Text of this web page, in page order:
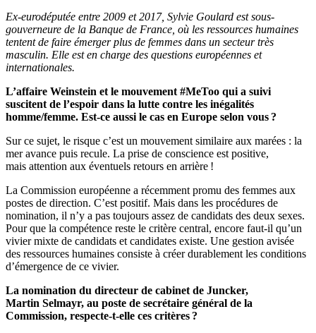
Ex-eurodéputée entre 2009 et 2017, Sylvie Goulard est sous-
gouverneure de la Banque de France, où les ressources humaines
tentent de faire émerger plus de femmes dans un secteur très
masculin. Elle est en charge des questions européennes et
internationales.
L’affaire Weinstein et le mouvement #MeToo qui a suivi
suscitent de l’espoir dans la lutte contre les inégalités
homme/femme. Est-ce aussi le cas en Europe selon vous ?
Sur ce sujet, le risque c’est un mouvement similaire aux marées : la
mer avance puis recule. La prise de conscience est positive,
mais attention aux éventuels retours en arrière !
La Commission européenne a récemment promu des femmes aux
postes de direction. C’est positif. Mais dans les procédures de
nomination, il n’y a pas toujours assez de candidats des deux sexes.
Pour que la compétence reste le critère central, encore faut-il qu’un
vivier mixte de candidats et candidates existe. Une gestion avisée
des ressources humaines consiste à créer durablement les conditions
d’émergence de ce vivier.
La nomination du directeur de cabinet de Juncker,
Martin Selmayr, au poste de secrétaire général de la
Commission, respecte-t-elle ces critères ?